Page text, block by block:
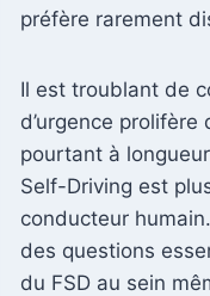
préfère rarement
Il est troublant de
d’urgence
pourtant à
Self-Driving est
conducteur
des questions
du FSD au sein